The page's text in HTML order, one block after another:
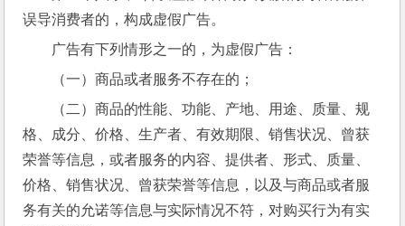
误导消费者的，构成虚假广告。
广告有下列情形之一的，为虚假广告：
（一）商品或者服务不存在的；
（二）商品的性能、功能、产地、用途、质量、规
格、成分、价格、生产者、有效期限、销售状况、曾获
荣誉等信息，或者服务的内容、提供者、形式、质量、
价格、销售状况、曾获荣誉等信息，以及与商品或者服
务有关的允诺等信息与实际情况不符，对购买行为有实